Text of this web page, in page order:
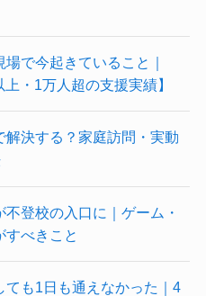
で今起きていること｜
・1万人超の支援実績】
決する？家庭訪問・実動
登校の入口に｜ゲーム・
すべきこと
ても1日も通えなかった｜4